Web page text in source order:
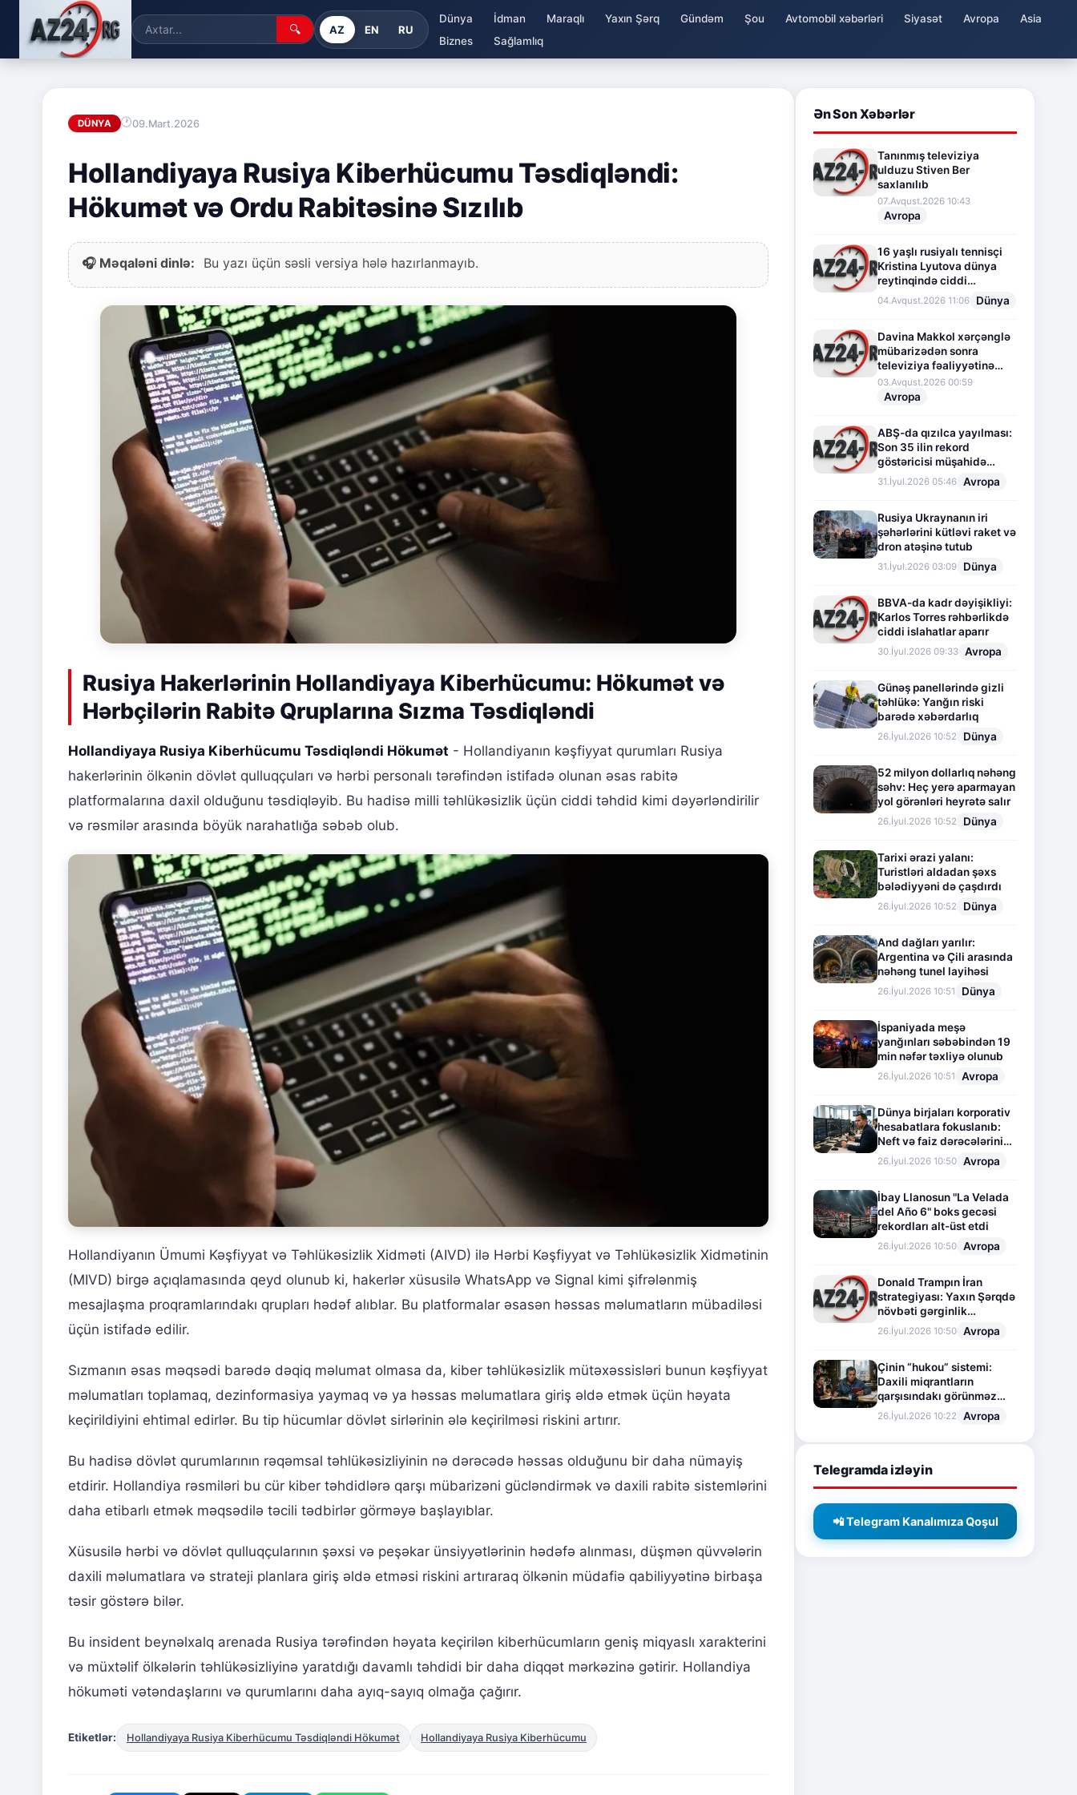
🔍 AZ EN RU
Dünya İdman Maraqlı Yaxın Şərq Gündəm Şou Avtomobil xəbərləri Siyasət Avropa
Asia
Biznes
Sağlamlıq
DÜNYA 09.Mart.2026
Hollandiyaya Rusiya Kiberhücumu Təsdiqləndi:
Hökumət və Ordu Rabitəsinə Sızılıb
🎧 Məqaləni dinlə: Bu yazı üçün səsli versiya hələ hazırlanmayıb.
Rusiya Hakerlərinin Hollandiyaya Kiberhücumu: Hökumət və
Hərbçilərin Rabitə Qruplarına Sızma Təsdiqləndi
Hollandiyaya Rusiya Kiberhücumu Təsdiqləndi Hökumət - Hollandiyanın kəşfiyyat qurumları Rusiya
hakerlərinin ölkənin dövlət qulluqçuları və hərbi personalı tərəfindən istifadə olunan əsas rabitə
platformalarına daxil olduğunu təsdiqləyib. Bu hadisə milli təhlükəsizlik üçün ciddi təhdid kimi dəyərləndirilir
və rəsmilər arasında böyük narahatlığa səbəb olub.
Hollandiyanın Ümumi Kəşfiyyat və Təhlükəsizlik Xidməti (AIVD) ilə Hərbi Kəşfiyyat və Təhlükəsizlik Xidmətinin
(MIVD) birgə açıqlamasında qeyd olunub ki, hakerlər xüsusilə WhatsApp və Signal kimi şifrələnmiş
mesajlaşma proqramlarındakı qrupları hədəf alıblar. Bu platformalar əsasən həssas məlumatların mübadiləsi
üçün istifadə edilir.
Sızmanın əsas məqsədi barədə dəqiq məlumat olmasa da, kiber təhlükəsizlik mütəxəssisləri bunun kəşfiyyat
məlumatları toplamaq, dezinformasiya yaymaq və ya həssas məlumatlara giriş əldə etmək üçün həyata
keçirildiyini ehtimal edirlər. Bu tip hücumlar dövlət sirlərinin ələ keçirilməsi riskini artırır.
Bu hadisə dövlət qurumlarının rəqəmsal təhlükəsizliyinin nə dərəcədə həssas olduğunu bir daha nümayiş
etdirir. Hollandiya rəsmiləri bu cür kiber təhdidlərə qarşı mübarizəni gücləndirmək və daxili rabitə sistemlərini
daha etibarlı etmək məqsədilə təcili tədbirlər görməyə başlayıblar.
Xüsusilə hərbi və dövlət qulluqçularının şəxsi və peşəkar ünsiyyətlərinin hədəfə alınması, düşmən qüvvələrin
daxili məlumatlara və strateji planlara giriş əldə etməsi riskini artıraraq ölkənin müdafiə qabiliyyətinə birbaşa
təsir göstərə bilər.
Bu insident beynəlxalq arenada Rusiya tərəfindən həyata keçirilən kiberhücumların geniş miqyaslı xarakterini
və müxtəlif ölkələrin təhlükəsizliyinə yaratdığı davamlı təhdidi bir daha diqqət mərkəzinə gətirir. Hollandiya
hökuməti vətəndaşlarını və qurumlarını daha ayıq-sayıq olmağa çağırır.
Etiketlər: Hollandiyaya Rusiya Kiberhücumu Təsdiqləndi Hökumət Hollandiyaya Rusiya Kiberhücumu
Ən Son Xəbərlər
Tanınmış televiziya
ulduzu Stiven Ber
saxlanılıb
07.Avqust.2026 10:43
Avropa
16 yaşlı rusiyalı tennisçi
Kristina Lyutova dünya
reytinqində ciddi
irəliləyişə imza atdı
04.Avqust.2026 11:06 Dünya
Davina Makkol xərçənglə
mübarizədən sonra
televiziya fəaliyyətinə
fasilə verir
03.Avqust.2026 00:59
Avropa
ABŞ-da qızılca yayılması:
Son 35 ilin rekord
göstəricisi müşahidə
olunur
31.İyul.2026 05:46 Avropa
Rusiya Ukraynanın iri
şəhərlərini kütləvi raket və
dron atəşinə tutub
31.İyul.2026 03:09 Dünya
BBVA-da kadr dəyişikliyi:
Karlos Torres rəhbərlikdə
ciddi islahatlar aparır
30.İyul.2026 09:33 Avropa
Günəş panellərində gizli
təhlükə: Yanğın riski
barədə xəbərdarlıq
26.İyul.2026 10:52 Dünya
52 milyon dollarlıq nəhəng
səhv: Heç yerə aparmayan
yol görənləri heyrətə salır
26.İyul.2026 10:52 Dünya
Tarixi ərazi yalanı:
Turistləri aldadan şəxs
bələdiyyəni də çaşdırdı
26.İyul.2026 10:52 Dünya
And dağları yarılır:
Argentina və Çili arasında
nəhəng tunel layihəsi
26.İyul.2026 10:51 Dünya
İspaniyada meşə
yanğınları səbəbindən 19
min nəfər təxliyə olunub
26.İyul.2026 10:51 Avropa
Dünya birjaları korporativ
hesabatlara fokuslanıb:
Neft və faiz dərəcələrinin
təsiri altında cari vəziyyət
26.İyul.2026 10:50 Avropa
İbay Llanosun "La Velada
del Año 6" boks gecəsi
rekordları alt-üst etdi
26.İyul.2026 10:50 Avropa
Donald Trampın İran
strategiyası: Yaxın Şərqdə
növbəti gərginlik
mərhələsi
26.İyul.2026 10:50 Avropa
Çinin “hukou” sistemi:
Daxili miqrantların
qarşısındakı görünməz
sədd
26.İyul.2026 10:22 Avropa
Telegramda izləyin
📲 Telegram Kanalımıza Qoşul